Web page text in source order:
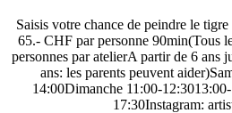
Saisis votre chance de peindre le
65.- CHF par personne 90min(Tous
personnes par atelierA partir de 6 ans
ans: les parents peuvent
14:00Dimanche 11:00-
17:30Instagram: